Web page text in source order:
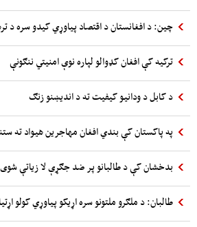
چین: د افغانستان د اقتصاد پیاوړي کیدو سره د
ترکیه کې افغان کډوالو لپاره نوې امنیتي ننګونې
د کابل د ودانیو کیفیت ته د اندیښنو زنګ
په پاکستان کې بندي افغان مهاجرین هیواد ته
بدخشان کې د طالبانو پر ضد جګړې لا زیاتې
طالبان: د ملګرو ملتونو سره اړیکو پیاوړي کولو